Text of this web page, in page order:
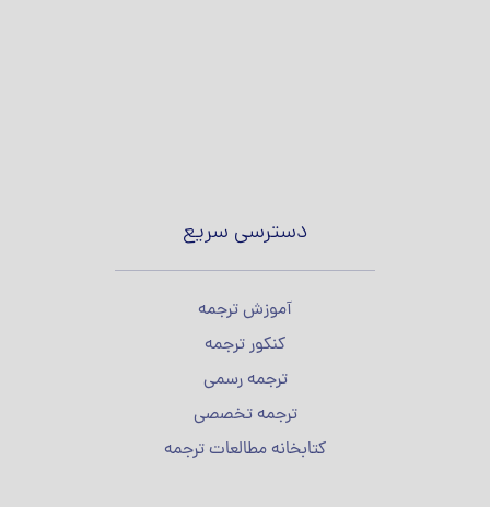
دسترسی سریع
آموزش ترجمه
کنکور ترجمه
ترجمه رسمی
ترجمه تخصصی
کتابخانه مطالعات ترجمه